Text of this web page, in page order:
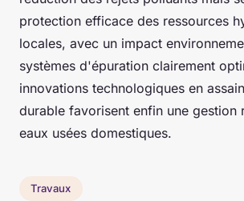
protection efficace des ressources
locales, avec un impact
systèmes d'épuration clairement
innovations technologiques en
durable favorisent enfin une gestion
eaux usées domestiques.
Travaux